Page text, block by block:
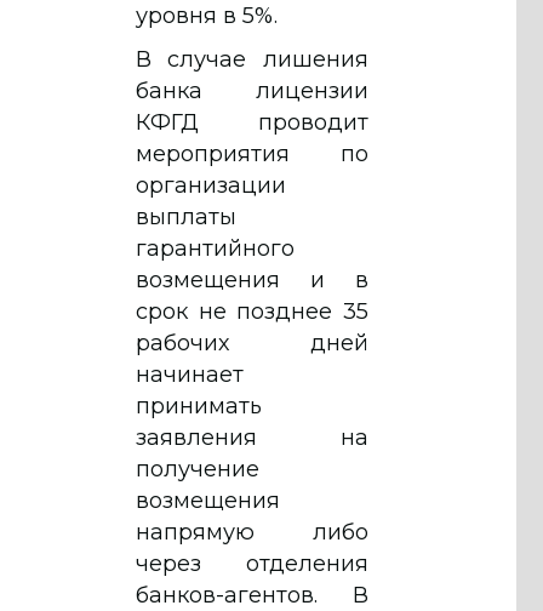
уровня в 5%.
В случае лишения
банка лицензии
КФГД проводит
мероприятия по
организации
выплаты
гарантийного
возмещения и в
срок не позднее 35
рабочих дней
начинает
принимать
заявления на
получение
возмещения
напрямую либо
через отделения
банков-агентов. В